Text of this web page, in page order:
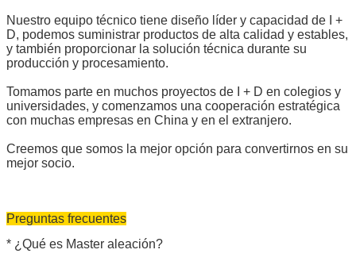
Nuestro equipo técnico tiene diseño líder y capacidad de I +
D, podemos suministrar productos de alta calidad y estables,
y también proporcionar la solución técnica durante su
producción y procesamiento.
Tomamos parte en muchos proyectos de I + D en colegios y
universidades, y comenzamos una cooperación estratégica
con muchas empresas en China y en el extranjero.
Creemos que somos la mejor opción para convertirnos en su
mejor socio.
Preguntas frecuentes
* ¿Qué es Master aleación?